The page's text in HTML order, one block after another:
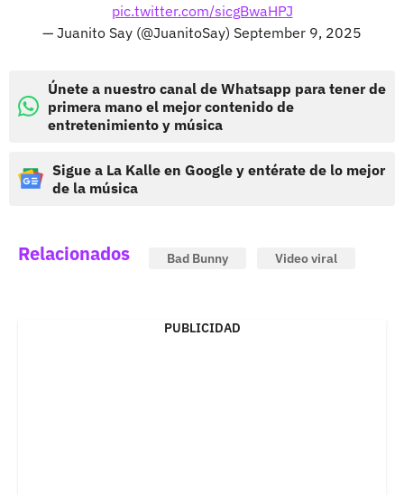
pic.twitter.com/sicgBwaHPJ
— Juanito Say (@JuanitoSay) September 9, 2025
Únete a nuestro canal de Whatsapp para tener de
primera mano el mejor contenido de
entretenimiento y música
Sigue a La Kalle en Google y entérate de lo mejor
de la música
Relacionados Bad Bunny Video viral
PUBLICIDAD